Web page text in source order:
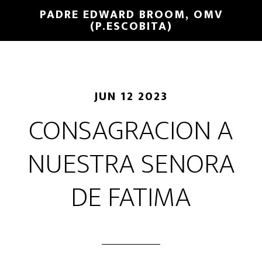
PADRE EDWARD BROOM, OMV
(P.ESCOBITA)
JUN 12 2023
CONSAGRACION A
NUESTRA SENORA
DE FATIMA